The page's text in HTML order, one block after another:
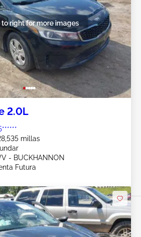
right for more images
2.0L
millas
- BUCKHANNON
Futura